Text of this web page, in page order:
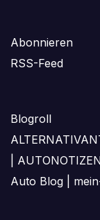
Abonnieren
RSS-Feed
Blogroll
Auto Blog